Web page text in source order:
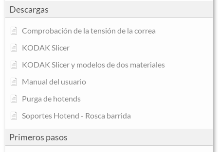
Descargas
Comprobación de la tensión de la correa
KODAK Slicer
KODAK Slicer y modelos de dos materiales
Manual del usuario
Purga de hotends
Soportes Hotend - Rosca barrida
Primeros pasos